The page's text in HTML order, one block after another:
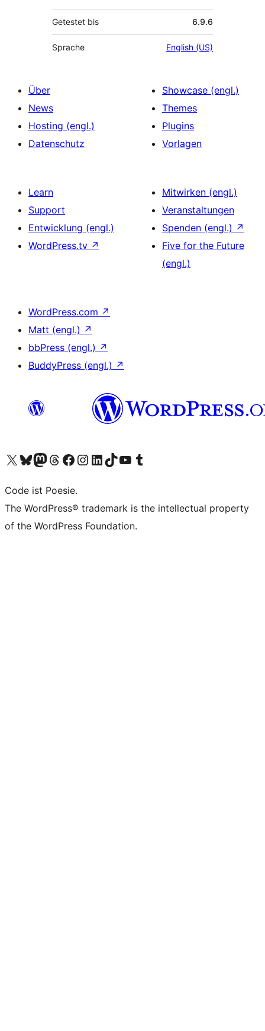
Getestet bis 6.9.6
Sprache English (US)
Über
News
Hosting (engl.)
Datenschutz
Showcase (engl.)
Themes
Plugins
Vorlagen
Learn
Support
Entwicklung (engl.)
WordPress.tv ↗
Mitwirken (engl.)
Veranstaltungen
Spenden (engl.) ↗
Five for the Future
(engl.)
WordPress.com ↗
Matt (engl.) ↗
bbPress (engl.) ↗
BuddyPress (engl.) ↗
Unser X-Konto (früher Twitter) besuchen
Unser Bluesky-Konto besuchen
Unser Mastodon-Konto besuchen
Unser Threads-Konto besuchen
Unsere Facebook-Seite besuchen
Unser Instagram-Konto besuchen
Unser LinkedIn-Konto besuchen
Unser TikTok-Konto besuchen
Unseren YouTube-Kanal besuchen
Unser Tumblr-Konto besuchen
Code ist Poesie.
The WordPress® trademark is the intellectual property
of the WordPress Foundation.